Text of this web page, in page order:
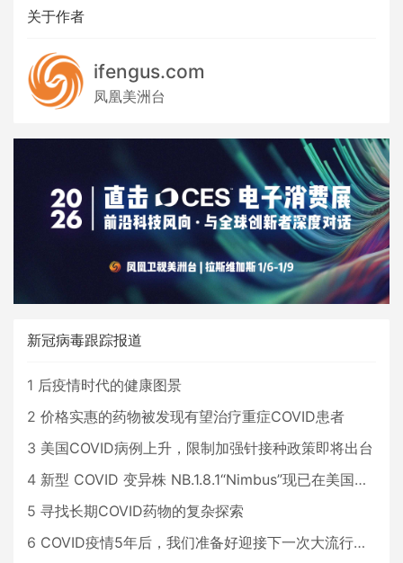
关于作者
ifengus.com
凤凰美洲台
新冠病毒跟踪报道
1 后疫情时代的健康图景
2 价格实惠的药物被发现有望治疗重症COVID患者
3 美国COVID病例上升，限制加强针接种政策即将出台
4 新型 COVID 变异株 NB.1.8.1“Nimbus”现已在美国占据主导地位
5 寻找长期COVID药物的复杂探索
6 COVID疫情5年后，我们准备好迎接下一次大流行了吗？